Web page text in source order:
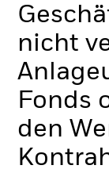
nicht
Fonds
den